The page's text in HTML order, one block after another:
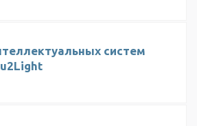
систем